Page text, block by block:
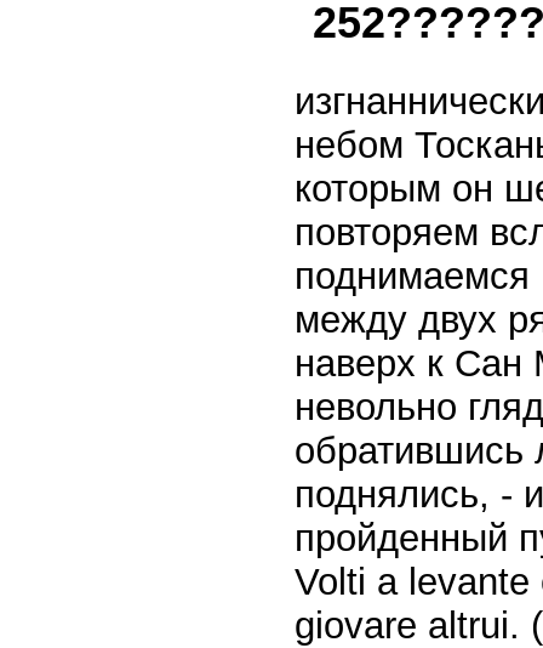
небом
которым он
повторяем
между двух
наверх к Сан
невольно
обратившись
поднялись, -
пройденный
Volti a
giovare altrui.